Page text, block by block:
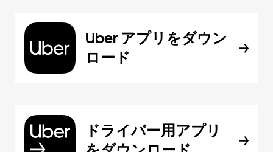
Uber アプリをダウン
ロード
ドライバー用アプリ